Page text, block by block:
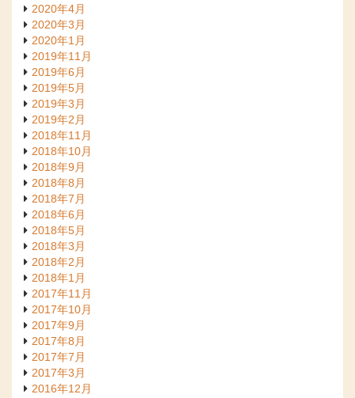
2020年4月
2020年3月
2020年1月
2019年11月
2019年6月
2019年5月
2019年3月
2019年2月
2018年11月
2018年10月
2018年9月
2018年8月
2018年7月
2018年6月
2018年5月
2018年3月
2018年2月
2018年1月
2017年11月
2017年10月
2017年9月
2017年8月
2017年7月
2017年3月
2016年12月